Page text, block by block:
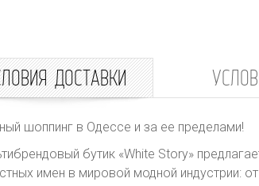
ДОСТАВКИ
шоппинг в Одессе и за ее пределами!
бутик «White Story»
имен в мировой модной индустрии: